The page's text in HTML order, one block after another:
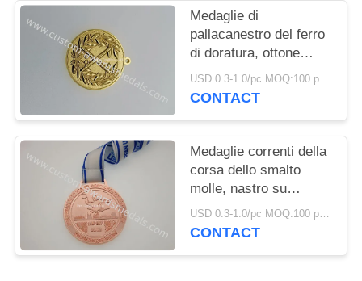
Medaglie di
pallacanestro del ferro
di doratura, ottone
militare delle medaglie
dell'aeronautica
USD 0.3-1.0/pc MOQ:100 pc per progettazione
CONTACT
Medaglie correnti della
corsa dello smalto
molle, nastro su
ordinazione del collo
delle medaglie della
USD 0.3-1.0/pc MOQ:100 pc per progettazione
CONTACT